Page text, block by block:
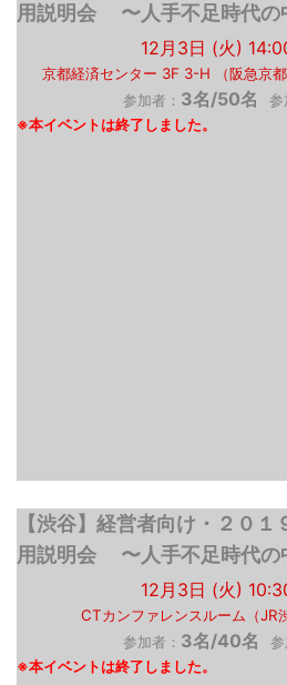
用説明会 〜人手不足時代の
12月3日 (火)
京都経済センター 3F 3-H （阪急京都
参加者： 3名/50名 参
【渋谷】経営者向け・２０
用説明会 〜人手不足時代の
12月3日 (火)
CTカンファレンスルーム（JR
参加者： 3名/40名 参